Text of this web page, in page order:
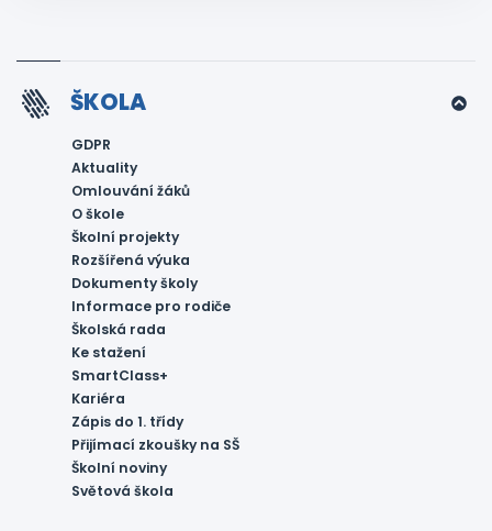
ŠKOLA
GDPR
Aktuality
Omlouvání žáků
O škole
Školní projekty
Rozšířená výuka
Dokumenty školy
Informace pro rodiče
Školská rada
Ke stažení
SmartClass+
Kariéra
Zápis do 1. třídy
Přijímací zkoušky na SŠ
Školní noviny
Světová škola